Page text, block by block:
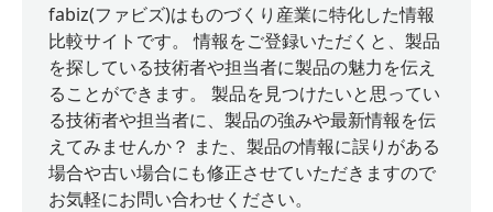
fabiz(ファビズ)はものづくり産業に特化した情報
比較サイトです。 情報をご登録いただくと、製品
を探している技術者や担当者に製品の魅力を伝え
ることができます。 製品を見つけたいと思ってい
る技術者や担当者に、製品の強みや最新情報を伝
えてみませんか？ また、製品の情報に誤りがある
場合や古い場合にも修正させていただきますので
お気軽にお問い合わせください。